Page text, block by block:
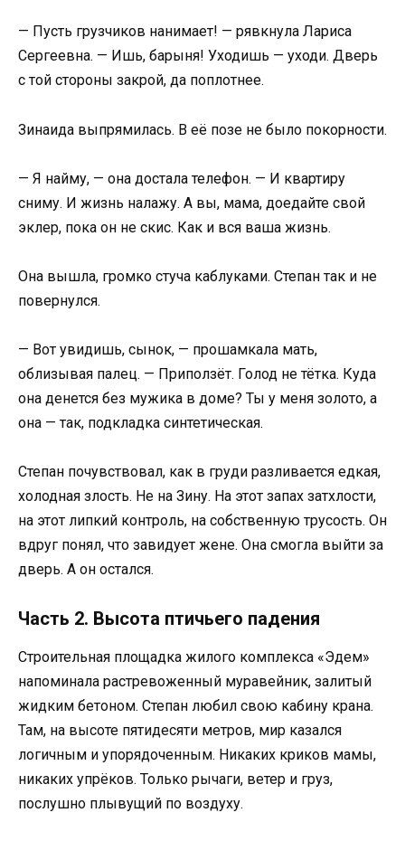
— Пусть грузчиков нанимает! — рявкнула Лариса
Сергеевна. — Ишь, барыня! Уходишь — уходи. Дверь
с той стороны закрой, да поплотнее.
Зинаида выпрямилась. В её позе не было покорности.
— Я найму, — она достала телефон. — И квартиру
сниму. И жизнь налажу. А вы, мама, доедайте свой
эклер, пока он не скис. Как и вся ваша жизнь.
Она вышла, громко стуча каблуками. Степан так и не
повернулся.
— Вот увидишь, сынок, — прошамкала мать,
облизывая палец. — Приползёт. Голод не тётка. Куда
она денется без мужика в доме? Ты у меня золото, а
она — так, подкладка синтетическая.
Степан почувствовал, как в груди разливается едкая,
холодная злость. Не на Зину. На этот запах затхлости,
на этот липкий контроль, на собственную трусость. Он
вдруг понял, что завидует жене. Она смогла выйти за
дверь. А он остался.
Часть 2. Высота птичьего падения
Строительная площадка жилого комплекса «Эдем»
напоминала растревоженный муравейник, залитый
жидким бетоном. Степан любил свою кабину крана.
Там, на высоте пятидесяти метров, мир казался
логичным и упорядоченным. Никаких криков мамы,
никаких упрёков. Только рычаги, ветер и груз,
послушно плывущий по воздуху.